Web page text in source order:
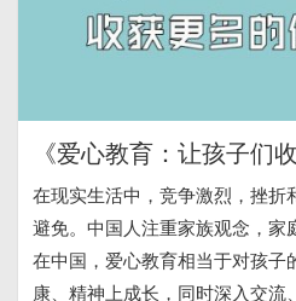
《爱心教育：让孩子们
慧》
在现实生活中，竞争激烈，挫折
避免。中国人注重家族观念，家
在中国，爱心教育相当于对孩子
康、精神上成长，同时深入交流